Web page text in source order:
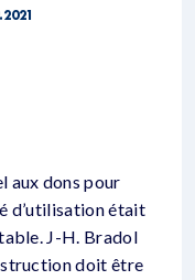
aux dons pour
d’utilisation était
J-H. Bradol
doit être